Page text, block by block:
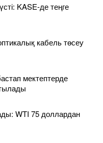
KASE-де теңге
кабель төсеу
мектептерде
WTI 75 доллардан